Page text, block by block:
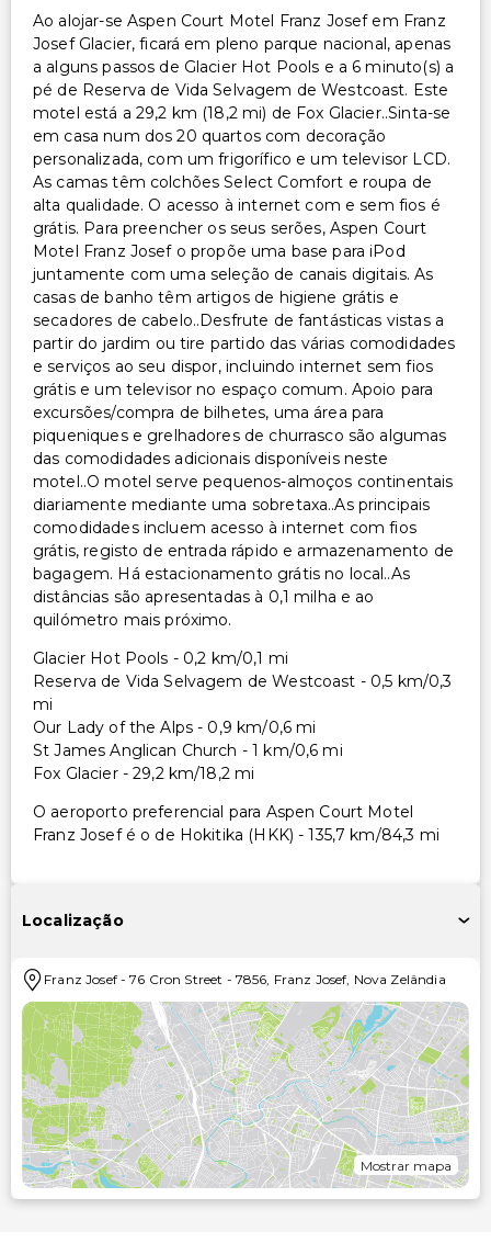
Acessibilidade no quarto (em quartos selecionados)
Outros serviços
Cofre na recepção
Serviço de lavanderia
Check-in expresso
Ao alojar-se Aspen Court Motel Franz Josef em Franz
Josef Glacier, ficará em pleno parque nacional, apenas
a alguns passos de Glacier Hot Pools e a 6 minuto(s) a
pé de Reserva de Vida Selvagem de Westcoast. Este
motel está a 29,2 km (18,2 mi) de Fox Glacier..Sinta-se
em casa num dos 20 quartos com decoração
personalizada, com um frigorífico e um televisor LCD.
As camas têm colchões Select Comfort e roupa de
alta qualidade. O acesso à internet com e sem fios é
grátis. Para preencher os seus serões, Aspen Court
Motel Franz Josef o propõe uma base para iPod
juntamente com uma seleção de canais digitais. As
casas de banho têm artigos de higiene grátis e
secadores de cabelo..Desfrute de fantásticas vistas a
partir do jardim ou tire partido das várias comodidades
e serviços ao seu dispor, incluindo internet sem fios
grátis e um televisor no espaço comum. Apoio para
excursões/compra de bilhetes, uma área para
piqueniques e grelhadores de churrasco são algumas
das comodidades adicionais disponíveis neste
motel..O motel serve pequenos-almoços continentais
diariamente mediante uma sobretaxa..As principais
comodidades incluem acesso à internet com fios
grátis, registo de entrada rápido e armazenamento de
bagagem. Há estacionamento grátis no local..As
distâncias são apresentadas à 0,1 milha e ao
quilómetro mais próximo.
Glacier Hot Pools - 0,2 km/0,1 mi
Reserva de Vida Selvagem de Westcoast - 0,5 km/0,3
mi
Our Lady of the Alps - 0,9 km/0,6 mi
St James Anglican Church - 1 km/0,6 mi
Fox Glacier - 29,2 km/18,2 mi
O aeroporto preferencial para Aspen Court Motel
Franz Josef é o de Hokitika (HKK) - 135,7 km/84,3 mi
Localização
Franz Josef-76 Cron Street - 7856 Franz Josef Nova Zelândia
Mostrar mapa